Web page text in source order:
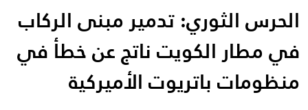
الحرس الثوري: تدمير مبنى الركاب
في مطار الكويت ناتج عن خطأ في
منظومات باتريوت الأميركية